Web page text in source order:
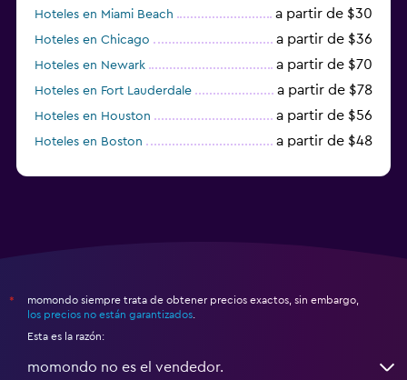
Hoteles en Miami Beach a partir de $30
Hoteles en Chicago a partir de $36
Hoteles en Newark a partir de $70
Hoteles en Fort Lauderdale a partir de $78
Hoteles en Houston a partir de $56
Hoteles en Boston a partir de $48
*
momondo siempre trata de obtener precios exactos, sin embargo,
los precios no están garantizados
Esta es la razón:
momondo no es el vendedor.